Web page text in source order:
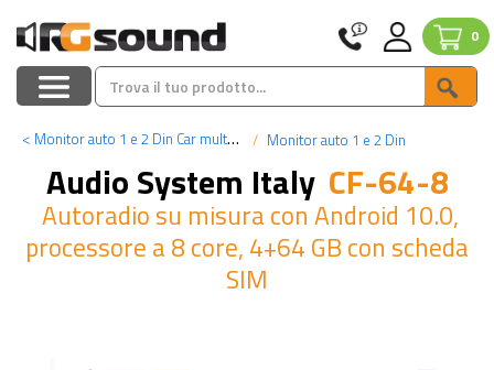
0
< Monitor auto 1 e 2 Din Car multimedia Monitor auto 1 e 2 Din
Audio System Italy CF-64-8
Autoradio su misura con Android 10.0,
processore a 8 core, 4+64 GB con scheda
SIM